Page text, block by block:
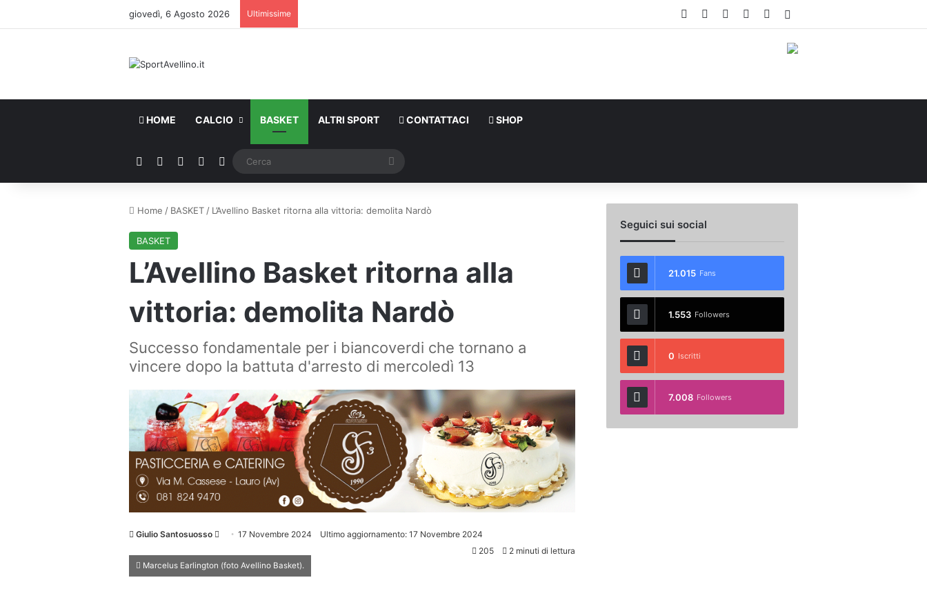
giovedì, 6 Agosto 2026 Ultimissime Facebook You TubeInstagramWhatsApp
HOME CALCIO BASKET ALTRI SPORT CONTATTACI SHOP
Facebook You TubeInstagram
WhatsApp Cerca
Home / BASKET / L’Avellino Basket ritorna alla vittoria: demolita Nardò
BASKET
L’Avellino Basket ritorna alla
vittoria: demolita Nardò
Successo fondamentale per i biancoverdi che tornano a
vincere dopo la battuta d'arresto di mercoledì 13
Giulio Santosuosso
Invia 17 Novembre 2024
Ultimo aggiornamento: 17 Novembre 2024
205
2 minuti di lettura
Marcelus Earlington (foto Avellino Basket).
Seguici sui social
21.015 Fans
1.553 Followers
0 Iscritti
7.008 Followers